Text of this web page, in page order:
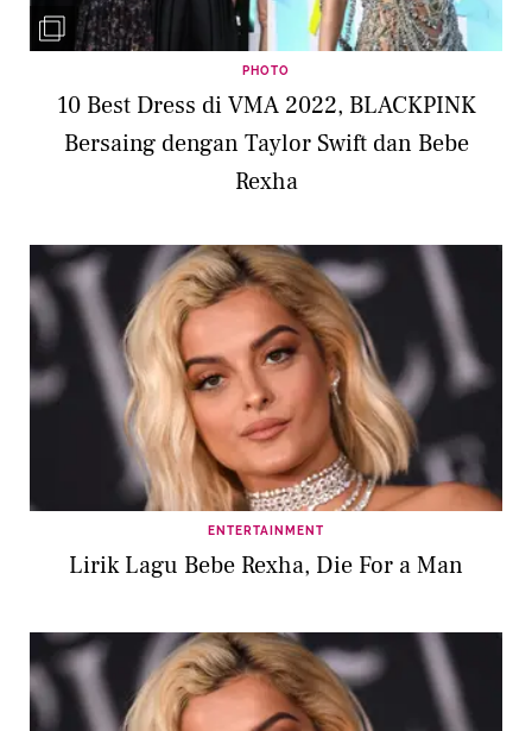
PHOTO
10 Best Dress di VMA 2022, BLACKPINK
Bersaing dengan Taylor Swift dan Bebe
Rexha
ENTERTAINMENT
Lirik Lagu Bebe Rexha, Die For a Man